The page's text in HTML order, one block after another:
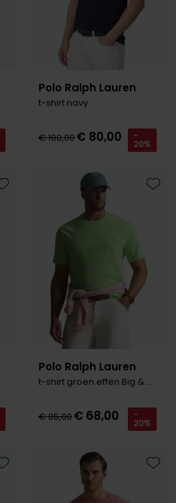
Polo Ralph Lauren
t-shirt navy
€ 100,00€ 80,00 -
20%
Toevoegen aan favorieten
Polo Ralph Lauren
t-shirt groen effen Big & Tall
€ 85,00€ 68,00 -
20%
Toevoegen aan favorieten